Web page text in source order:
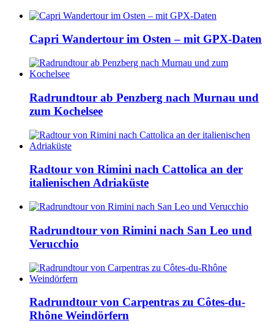
Capri Wandertour im Osten – mit GPX-Daten
Radrundtour ab Penzberg nach Murnau und
zum Kochelsee
Radtour von Rimini nach Cattolica an der
italienischen Adriaküste
Radrundtour von Rimini nach San Leo und
Verucchio
Radrundtour von Carpentras zu Côtes-du-
Rhône Weindörfern